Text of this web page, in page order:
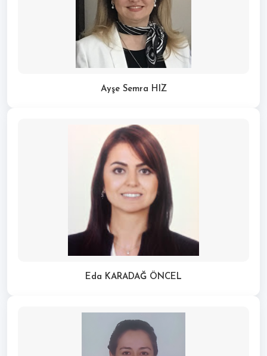
Ayşe Semra HIZ
Eda KARADAĞ ÖNCEL